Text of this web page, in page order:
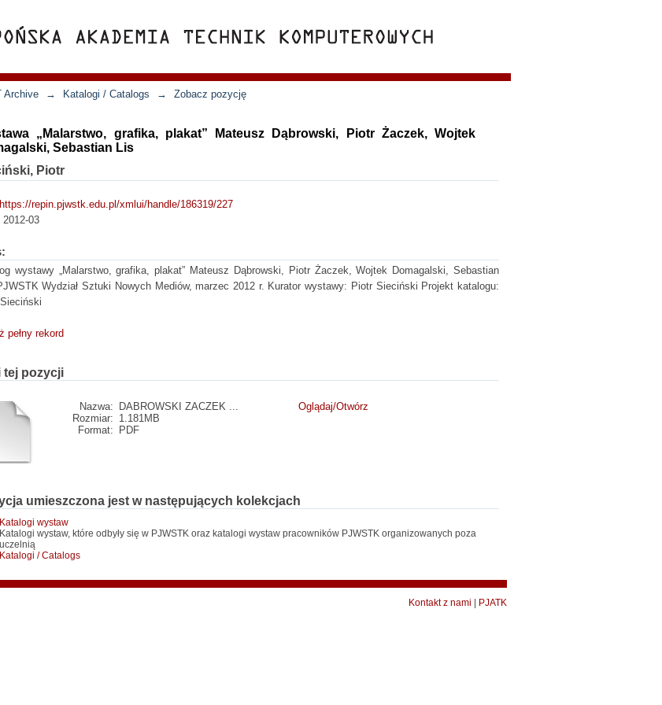
Archive → Katalogi / Catalogs → Zobacz pozycję
„Malarstwo, grafika, plakat” Mateusz Dąbrowski, Piotr Żaczek, Wojtek
Sebastian Lis
Piotr
https://repin.pjwstk.edu.pl/xmlui/handle/186319/227
2012-03
wystawy „Malarstwo, grafika, plakat” Mateusz Dąbrowski, Piotr Żaczek, Wojtek Domagalski, Sebastian
Wydział Sztuki Nowych Mediów, marzec 2012 r. Kurator wystawy: Piotr Sieciński Projekt katalogu:
pełny rekord
tej pozycji
Nazwa:
DABROWSKI ZACZEK ...
Rozmiar: 1.181MB
Format:
PDF
Oglądaj/Otwórz
umieszczona jest w następujących kolekcjach
Katalogi wystaw
Katalogi wystaw, które odbyły się w PJWSTK oraz katalogi wystaw pracowników PJWSTK organizowanych poza
uczelnią
Katalogi / Catalogs
Kontakt z nami PJATK